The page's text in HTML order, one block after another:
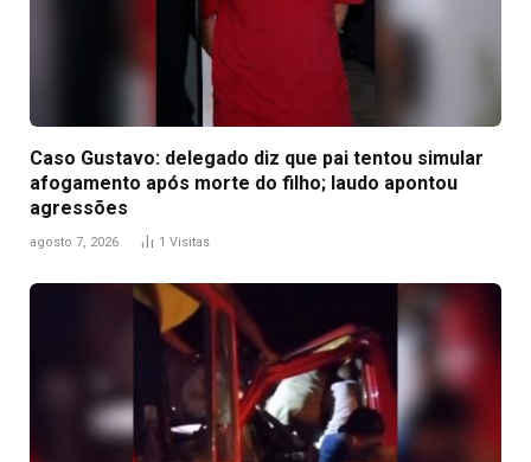
Caso Gustavo: delegado diz que pai tentou simular
afogamento após morte do filho; laudo apontou
agressões
agosto 7, 2026 1 Visitas